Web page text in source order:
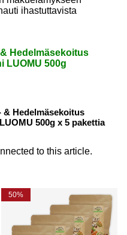
ihastuttavista
Hedelmäsekoitus
LUOMU 500g
& Hedelmäsekoitus
500g x 5 pakettia
to this article.
50%